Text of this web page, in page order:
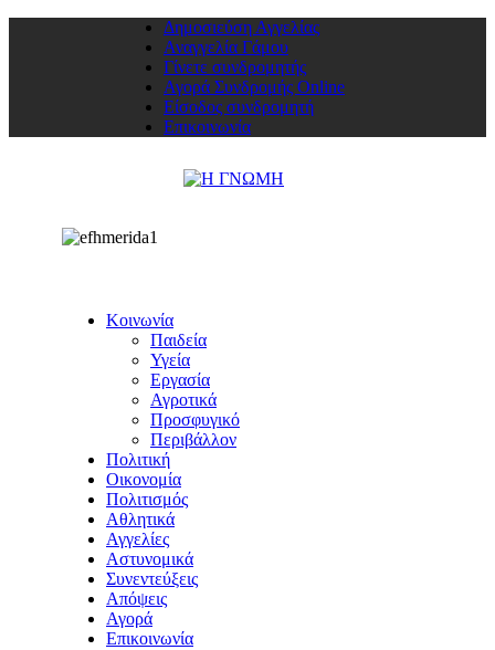
Δημοσιεύση Αγγελίας
Αναγγελία Γάμου
Γίνετε συνδρομητής
Αγορά Συνδρομής Online
Είσοδος συνδρομητή
Επικοινωνία
Κοινωνία
Παιδεία
Υγεία
Εργασία
Αγροτικά
Προσφυγικό
Περιβάλλον
Πολιτική
Οικονομία
Πολιτισμός
Αθλητικά
Αγγελίες
Αστυνομικά
Συνεντεύξεις
Απόψεις
Αγορά
Επικοινωνία